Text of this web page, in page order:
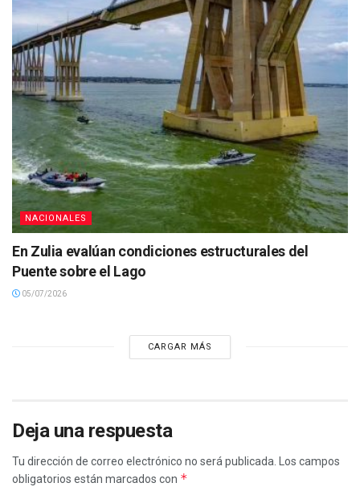
NACIONALES
En Zulia evalúan condiciones estructurales del
Puente sobre el Lago
05/07/2026
CARGAR MÁS
Deja una respuesta
Tu dirección de correo electrónico no será publicada.
Los campos
obligatorios están marcados con *